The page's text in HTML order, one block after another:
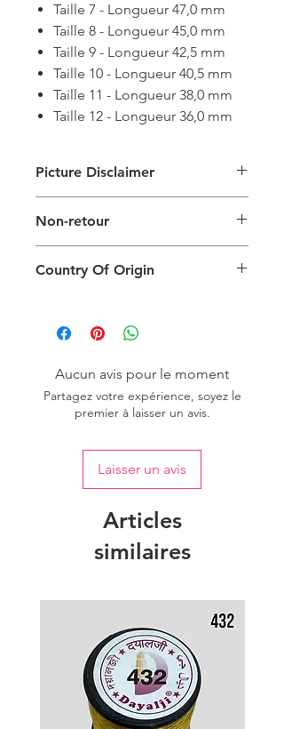
Taille 7 - Longueur 47,0 mm
Taille 8 - Longueur 45,0 mm
Taille 9 - Longueur 42,5 mm
Taille 10 - Longueur 40,5 mm
Taille 11 - Longueur 38,0 mm
Taille 12 - Longueur 36,0 mm
Picture Disclaimer
d'illustration du type d'emballage. La
taille, la couleur et le type de produit
réels varieront.
Non-retour
retourné.
Country Of Origin
Aucun avis pour le moment
Partagez votre expérience, soyez le
premier à laisser un avis.
Laisser un avis
Articles
similaires